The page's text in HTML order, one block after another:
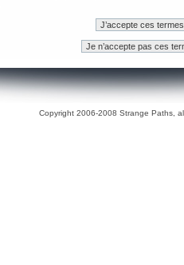
Copyright 2006-2008 Strange Paths,